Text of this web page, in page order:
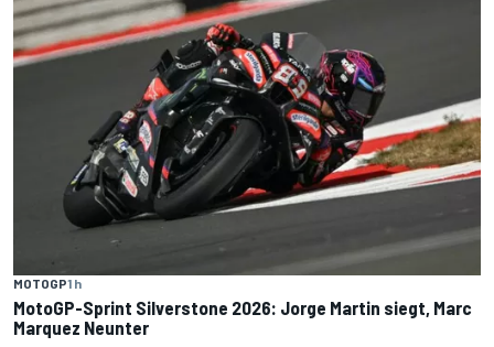
MOTOGP1 h
MotoGP-Sprint Silverstone 2026: Jorge Martin siegt, Marc
Marquez Neunter